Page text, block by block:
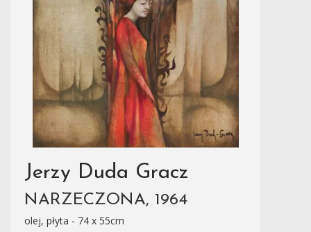
Jerzy Duda Gracz
NARZECZONA, 1964
olej, płyta - 74 x 55cm